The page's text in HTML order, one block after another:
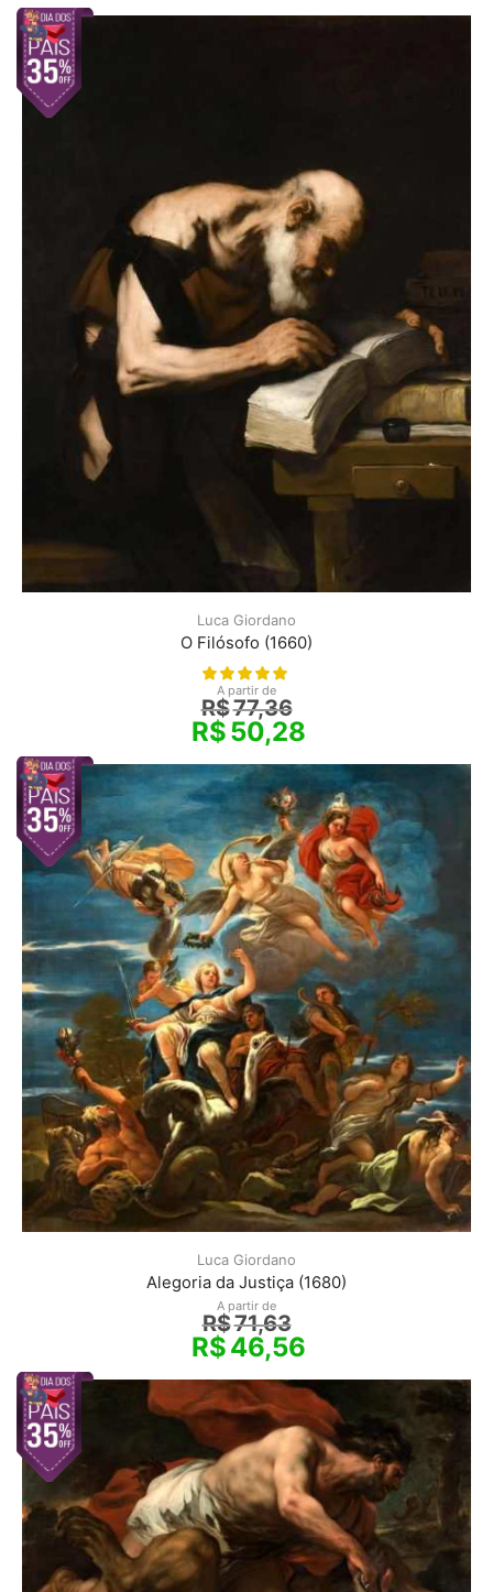
Luca Giordano
O Filósofo (1660)
A partir de
R$77,36
R$50,28
Luca Giordano
Alegoria da Justiça (1680)
A partir de
R$71,63
R$46,56